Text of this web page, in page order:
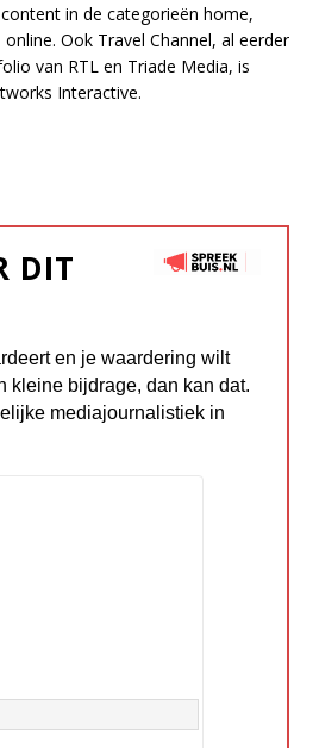
in de categorieën home,
Ook Travel Channel, al eerder
van RTL en Triade Media, is
Interactive.
DIT
en je waardering wilt
kleine bijdrage, dan kan dat.
mediajournalistiek in